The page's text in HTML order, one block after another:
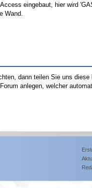
eingebaut, hier wird
Wand.
dann teilen Sie uns
anlegen, welcher